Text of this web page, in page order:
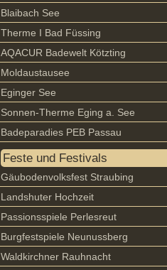
Blaibach See
Therme I Bad Füssing
AQACUR Badewelt Kötzting
Moldaustausee
Eginger See
Sonnen-Therme Eging a. See
Badeparadies PEB Passau
Feste und Festivals
Gäubodenvolksfest Straubing
Landshuter Hochzeit
Passionsspiele Perlesreut
Burgfestspiele Neunussberg
Waldkirchner Rauhnacht